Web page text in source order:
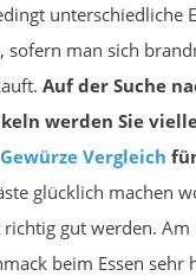
unterschiedliche
sofern man sich
Auf der Suche
werden Sie
Gewürze Vergleich
glücklich machen
richtig gut werden.
beim Essen sehr